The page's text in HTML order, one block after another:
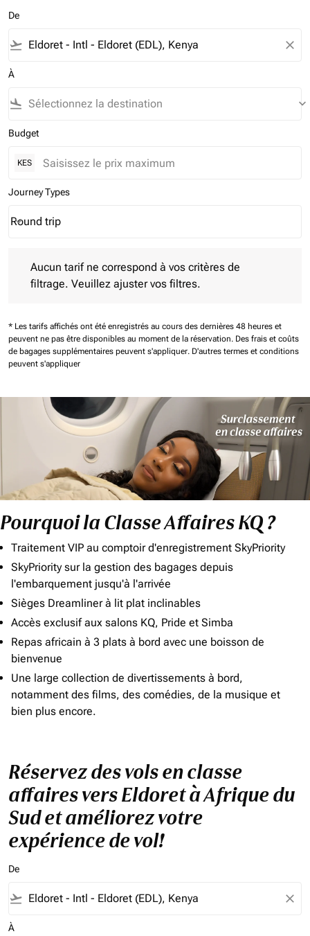
De
flight_takeoff close
À
flight_land keyboard_arrow_down
Budget
KES
Journey Types
Journey Types option Round trip Selected
Round trip
keyboard_arrow_down
Aucun tarif ne correspond à vos critères de
filtrage. Veuillez ajuster vos filtres.
* Les tarifs affichés ont été enregistrés au cours des dernières 48 heures et
peuvent ne pas être disponibles au moment de la réservation. Des frais et coûts
de bagages supplémentaires peuvent s'appliquer. D'autres termes et conditions
peuvent s'appliquer
Pourquoi la Classe Affaires KQ ?
Traitement VIP au comptoir d'enregistrement SkyPriority
SkyPriority sur la gestion des bagages depuis
l'embarquement jusqu'à l'arrivée
Sièges Dreamliner à lit plat inclinables
Accès exclusif aux salons KQ, Pride et Simba
Repas africain à 3 plats à bord avec une boisson de
bienvenue
Une large collection de divertissements à bord,
notamment des films, des comédies, de la musique et
bien plus encore.
Réservez des vols en classe
affaires vers Eldoret à Afrique du
Sud et améliorez votre
expérience de vol!
De
flight_takeoff close
À